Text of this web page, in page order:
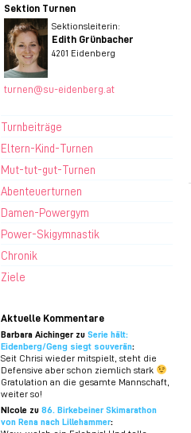
Sektion Turnen
Sektionsleiterin:
Edith Grünbacher
4201 Eidenberg
turnen@su-eidenberg.at
Turnbeiträge
Eltern-Kind-Turnen
Mut-tut-gut-Turnen
Abenteuerturnen
Damen-Powergym
Power-Skigymnastik
Chronik
Ziele
Aktuelle Kommentare
Barbara Aichinger zu Serie hält:
Eidenberg/Geng siegt souverän:
Seit Chrisi wieder mitspielt, steht die
Defensive aber schon ziemlich stark
Gratulation an die gesamte Mannschaft,
weiter so!
NIcole zu 86. Birkebeiner Skimarathon
von Rena nach Lillehammer: